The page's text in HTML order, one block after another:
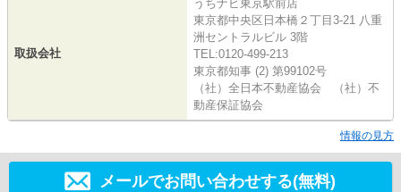
取扱会社
うちナビ東京駅前店
東京都中央区日本橋２丁目3-21 八重
洲セントラルビル 3階
TEL:0120-499-213
東京都知事 (2) 第99102号
（社）全日本不動産協会 （社）不
動産保証協会
情報の見方
メールでお問い合わせする(無料)